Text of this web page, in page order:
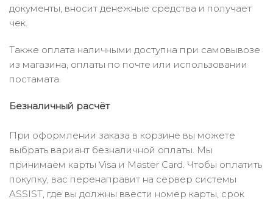
документы, вносит денежные средства и получает
чек.
Также оплата наличными доступна при самовывозе
из магазина, оплаты по почте или использовании
постамата.
Безналичный расчёт
При оформлении заказа в корзине вы можете
выбрать вариант безналичной оплаты. Мы
принимаем карты Visa и Master Card. Чтобы оплатить
покупку, вас перенаправит на сервер системы
ASSIST, где вы должны ввести номер карты, срок